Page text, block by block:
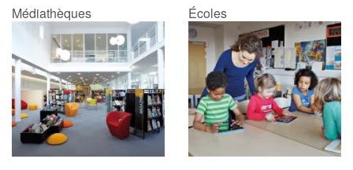
Actualités
Par thématique
Rencontres et témoignages
Contes d'ici et d'ailleurs
Autour de la lecture
Médiathèques Écoles